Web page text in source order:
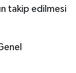
takip edilmesi